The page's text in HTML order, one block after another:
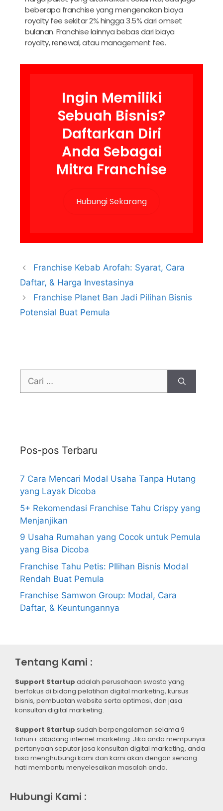
beberapa franchise yang mengenakan biaya
royalty fee sekitar 2% hingga 3.5% dari omset
bulanan. Franchise lainnya bebas dari biaya
royalty, renewal, atau management fee.
Ingin Memiliki
Sebuah Bisnis?
Daftarkan Diri
Anda Sebagai
Mitra Franchise
Hubungi Sekarang
Franchise Kebab Arofah: Syarat, Cara
Daftar, & Harga Investasinya
Franchise Planet Ban Jadi Pilihan Bisnis
Potensial Buat Pemula
Pos-pos Terbaru
7 Cara Mencari Modal Usaha Tanpa Hutang
yang Layak Dicoba
5+ Rekomendasi Franchise Tahu Crispy yang
Menjanjikan
9 Usaha Rumahan yang Cocok untuk Pemula
yang Bisa Dicoba
Franchise Tahu Petis: PIlihan Bisnis Modal
Rendah Buat Pemula
Franchise Samwon Group: Modal, Cara
Daftar, & Keuntungannya
Tentang Kami :
Support Startup adalah perusahaan swasta yang
berfokus di bidang pelatihan digital marketing, kursus
bisnis, pembuatan website serta optimasi, dan jasa
konsultan digital marketing.
Support Startup sudah berpengalaman selama 9
tahun+ dibidang internet marketing. Jika anda mempunyai
pertanyaan seputar jasa konsultan digital marketing, anda
bisa menghubungi kami dan kami akan dengan senang
hati membantu menyelesaikan masalah anda.
Hubungi Kami :